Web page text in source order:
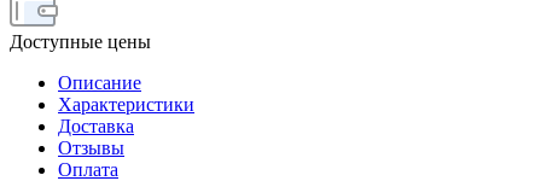
Доступные цены
Описание
Характеристики
Доставка
Отзывы
Оплата